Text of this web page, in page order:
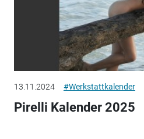
13.11.2024 #Werkstattkalender
Pirelli Kalender 2025